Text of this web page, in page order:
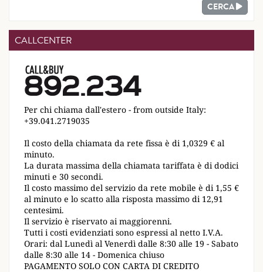
CERCA
CALLCENTER
Per chi chiama dall'estero - from outside Italy:
+39.041.2719035
Il costo della chiamata da rete fissa è di 1,0329 € al
minuto.
La durata massima della chiamata tariffata è di dodici
minuti e 30 secondi.
Il costo massimo del servizio da rete mobile è di 1,55 €
al minuto e lo scatto alla risposta massimo di 12,91
centesimi.
Il servizio è riservato ai maggiorenni.
Tutti i costi evidenziati sono espressi al netto I.V.A.
Orari: dal Lunedì al Venerdì dalle 8:30 alle 19 - Sabato
dalle 8:30 alle 14 - Domenica chiuso
PAGAMENTO SOLO CON CARTA DI CREDITO